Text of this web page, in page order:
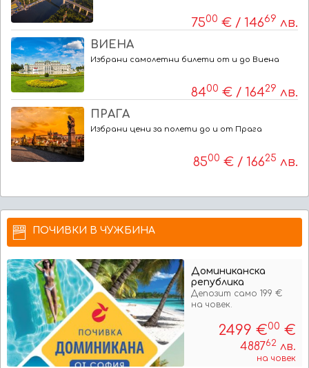
7500 € / 14669 лв.
ВИЕНА
Избрани самолетни билети от и до Виена
8400 € / 16429 лв.
ПРАГА
Избрани цени за полети до и от Прага
8500 € / 16625 лв.
ПОЧИВКИ В ЧУЖБИНА
Доминиканска
република
Депозит само 199 €
на човек.
2499 €00 €
488762 лв.
на човек